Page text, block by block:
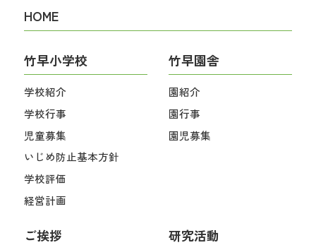
HOME
竹早小学校
学校紹介
学校行事
児童募集
いじめ防止基本方針
学校評価
経営計画
竹早園舎
園紹介
園行事
園児募集
ご挨拶 研究活動